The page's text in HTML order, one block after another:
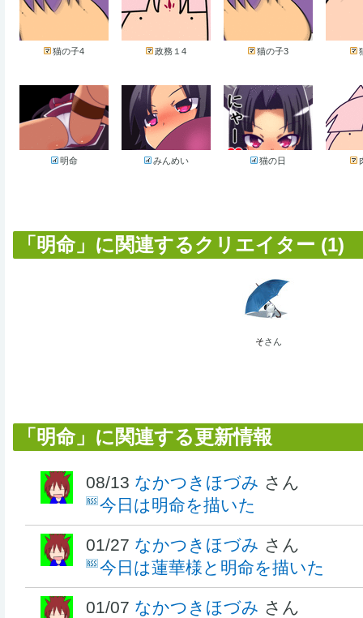
猫の子4 政務１4 猫の子3
明命 みんめい 猫の日
「明命」に関連するクリエイター (1)
そさん
「明命」に関連する更新情報
08/13 なかつきほづみ さん
今日は明命を描いた
01/27 なかつきほづみ さん
今日は蓮華様と明命を描いた
01/07 なかつきほづみ さん